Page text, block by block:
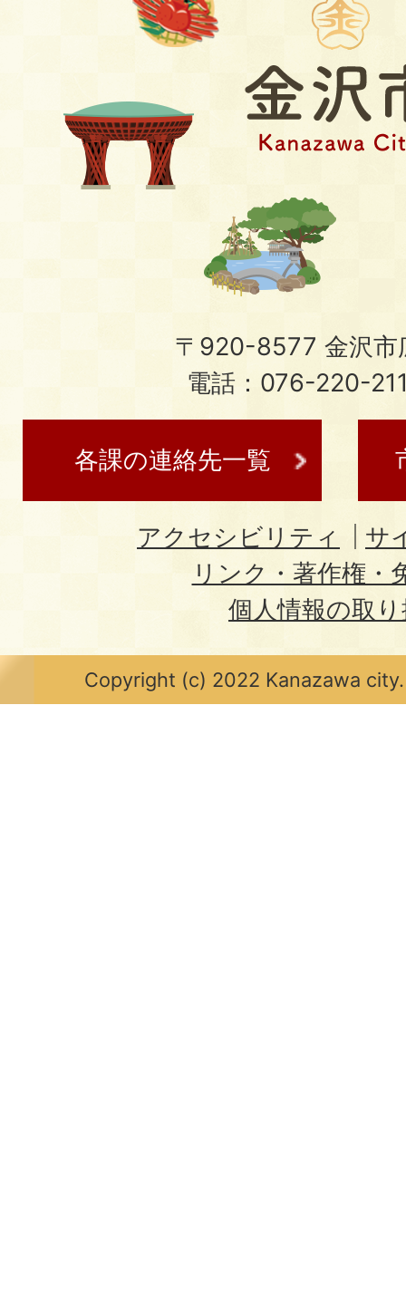
〒920-8577 金沢市
電話：076-220-
各課の連絡先一覧
アクセシビリティ
サ
リンク・著作権・
個人情報の取
Copyright (c) 2022 Kanazawa